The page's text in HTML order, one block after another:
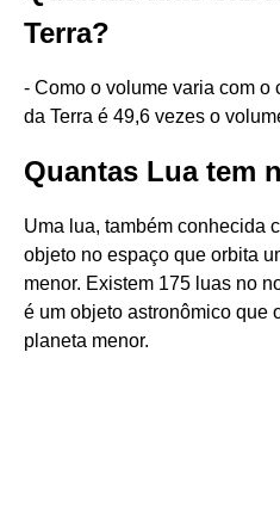
Terra?
- Como o volume varia com o
da Terra é 49,6 vezes o
Quantas Lua tem
Uma lua, também conhecida
objeto no espaço que orbita
menor. Existem 175 luas no
é um objeto astronômico que
planeta menor.